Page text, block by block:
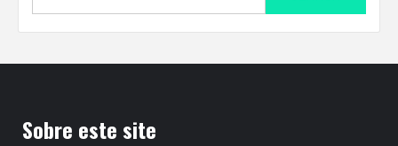
for:
Sobre este site